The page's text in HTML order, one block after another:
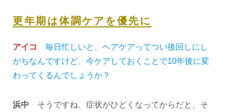
更年期は体調ケアを優先に
アイコ
毎日忙しいと、ヘアケアってつい後回しにし
がちなんですけど、今ケアしておくことで10年後に変
わってくるんでしょうか？
浜中 そうですね、症状がひどくなってからだと、そ